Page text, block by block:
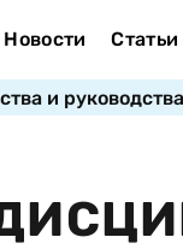
Новости Статьи
и